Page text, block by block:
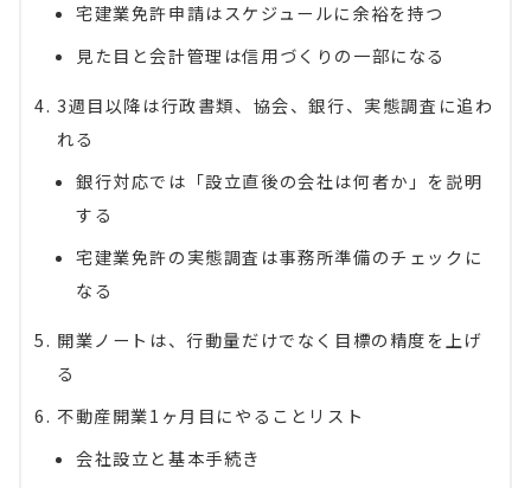
宅建業免許申請はスケジュールに余裕を持つ
見た目と会計管理は信用づくりの一部になる
3週目以降は行政書類、協会、銀行、実態調査に追わ
れる
銀行対応では「設立直後の会社は何者か」を説明
する
宅建業免許の実態調査は事務所準備のチェックに
なる
開業ノートは、行動量だけでなく目標の精度を上げ
る
不動産開業1ヶ月目にやることリスト
会社設立と基本手続き